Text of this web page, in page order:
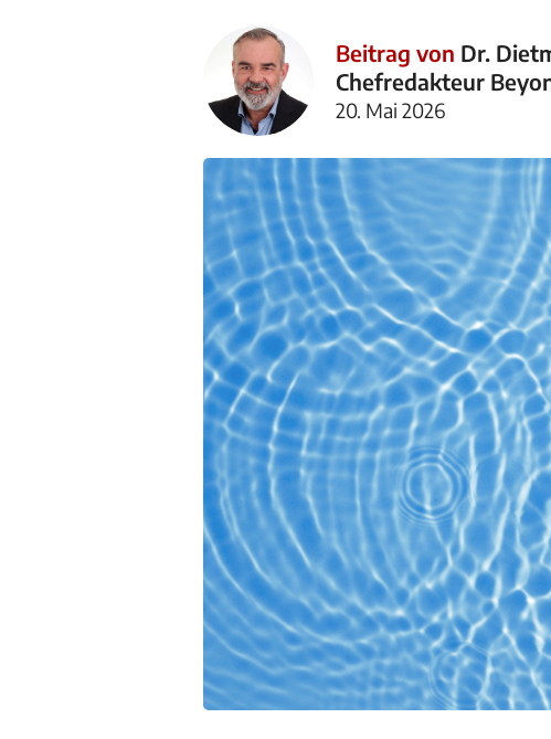
Beitrag von Dr.
Chefredakteur
20. Mai 2026